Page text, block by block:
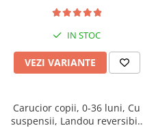
IN STOC
VEZI VARIANTE
Carucior copii, 0-36 luni, Cu
suspensii, Landou reversibil,